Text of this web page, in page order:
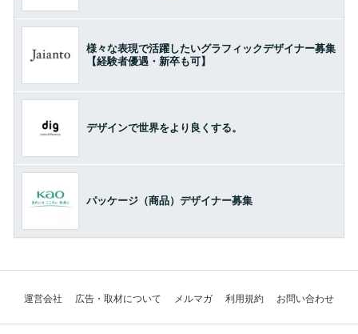
様々な表現で活躍したいグラフィックデザイナー募集
【経験者優遇・新卒も可】
デザインで世界をより良くする。
パッケージ（商品）デザイナー募集
運営会社 広告・取材について メルマガ 利用規約 お問い合わせ